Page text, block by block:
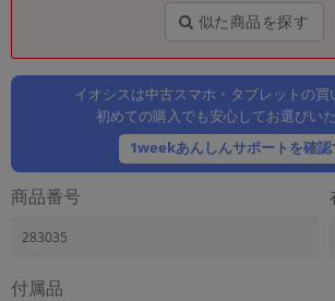
似た商品を探す
イオシスは中古スマホ・タブレットの買
初めての購入でも安心してお選びい
1weekあんしんサポートを確認
商品番号
283035
付属品
メーカー
製造、販売メーカーの絞り込み
機能・特徴
商品の搭載機能による絞り込み